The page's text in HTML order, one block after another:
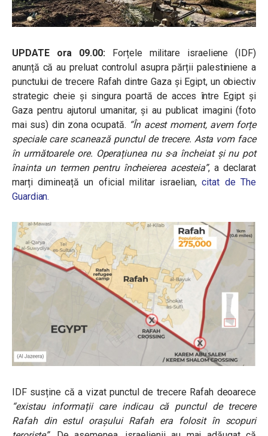
UPDATE ora 09.00:
Forțele militare israeliene (IDF)
anunță că au preluat controlul asupra părții palestiniene a
punctului de trecere Rafah dintre Gaza și Egipt, un obiectiv
strategic cheie și singura poartă de acces între Egipt și
Gaza pentru ajutorul umanitar, și au publicat imagini (foto
mai sus) din zona ocupată. “În acest moment, avem forțe
speciale care scanează punctul de trecere. Asta vom face
în următoarele ore. Operațiunea nu s-a încheiat și nu pot
înainta un termen pentru încheierea acesteia”, a declarat
marți dimineață un oficial militar israelian,citat de The
Guardian.
IDF susține că a vizat punctul de trecere Rafah deoarece
“existau informații care indicau că punctul de trecere
Rafah din estul orașului Rafah era folosit în scopuri